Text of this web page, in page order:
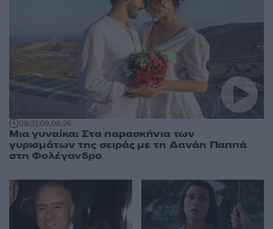
09:3109.08.26
Μια γυναίκα: Στα παρασκήνια των
γυρισμάτων της σειράς με τη Δανάη Παππά
στη Φολέγανδρο